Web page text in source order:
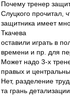
Почему тренер
Слуцкого прочитал,
защитника имеет
Ткачева
оставили играть в
времени и пр. для
Может надо 3-х
правых и
Нет, разделение
та грань